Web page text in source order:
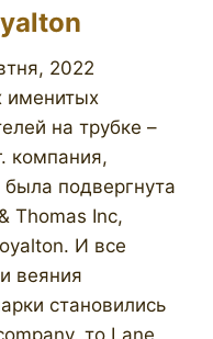
2022
именитых
на трубке –
компания,
подвергнута
Thomas Inc,
И все
веяния
становились
то Lane